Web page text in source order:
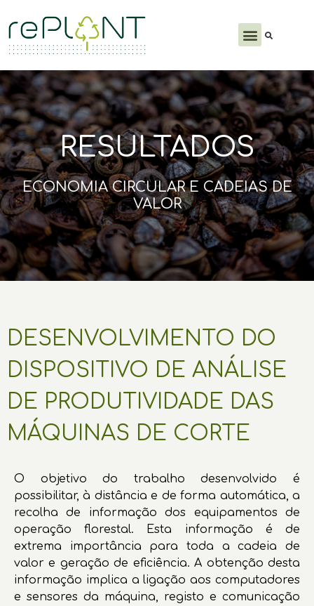
RESULTADOS
ECONOMIA CIRCULAR E CADEIAS DE
VALOR
DESENVOLVIMENTO DO
DISPOSITIVO DE ANÁLISE
DE PRODUTIVIDADE DAS
MÁQUINAS DE CORTE
O objetivo do trabalho desenvolvido é
possibilitar, à distância e de forma automática, a
recolha de informação dos equipamentos de
operação florestal. Esta informação é de
extrema importância para toda a cadeia de
valor e geração de eficiência. A obtenção desta
informação implica a ligação aos computadores
e sensores da máquina, registo e comunicação